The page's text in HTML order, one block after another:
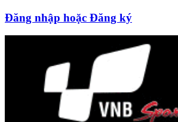
Đăng nhập hoặc Đăng ký